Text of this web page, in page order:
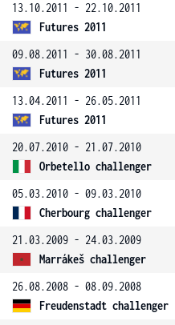
13.10.2011 - 22.10.2011
Futures 2011
09.08.2011 - 30.08.2011
Futures 2011
13.04.2011 - 26.05.2011
Futures 2011
20.07.2010 - 21.07.2010
Orbetello challenger
05.03.2010 - 09.03.2010
Cherbourg challenger
21.03.2009 - 24.03.2009
Marrákeš challenger
26.08.2008 - 08.09.2008
Freudenstadt challenger